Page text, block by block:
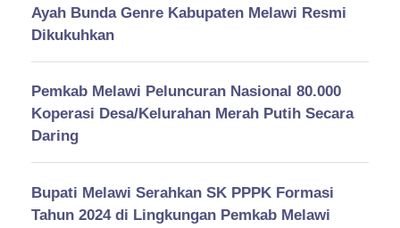
Ayah Bunda Genre Kabupaten Melawi Resmi
Dikukuhkan
Pemkab Melawi Peluncuran Nasional 80.000
Koperasi Desa/Kelurahan Merah Putih Secara
Daring
Bupati Melawi Serahkan SK PPPK Formasi
Tahun 2024 di Lingkungan Pemkab Melawi